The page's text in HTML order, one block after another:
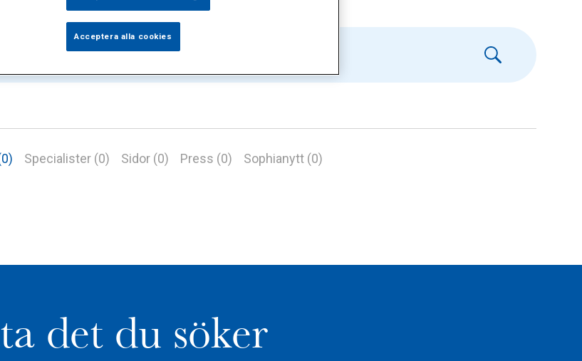
Specialister (0) Sidor (0) Press (0) Sophianytt (0)
det du söker
Acceptera alla cookies